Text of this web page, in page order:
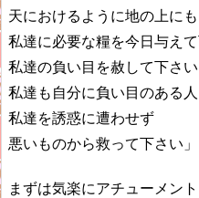
天におけるように地の上にも
私達に必要な糧を今日与え
私達の負い目を赦して下さい
私達も自分に負い目のある
私達を誘惑に遭わせず
悪いものから救って下さい」
まずは気楽にアチューメン